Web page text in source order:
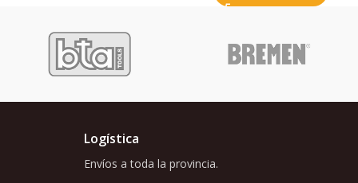
Logística
Envíos a toda la provincia.